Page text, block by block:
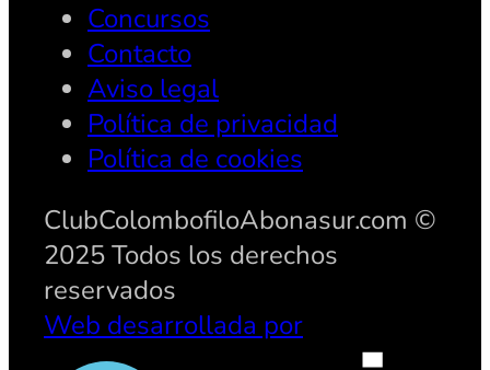
Concursos
Contacto
Aviso legal
Política de privacidad
Política de cookies
ClubColombofiloAbonasur.com ©
2025 Todos los derechos
reservados
Web desarrollada por